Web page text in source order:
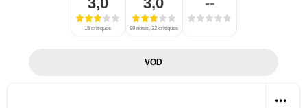
15 critiques 99 notes, 22 critiques
VOD